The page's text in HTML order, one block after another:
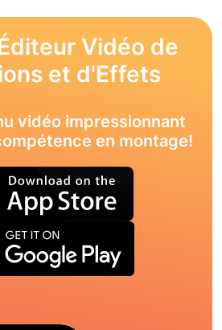
Vidéo de
et d'Effets
vidéo impressionnant
en montage!